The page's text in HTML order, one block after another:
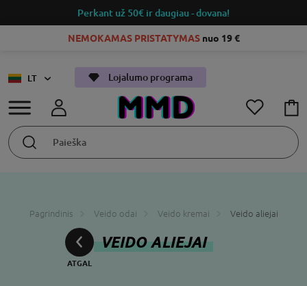
Perkant už 50€ ir daugiau - dovana!
NEMOKAMAS PRISTATYMAS nuo 19 €
Lojalumo programa
LT
Pagrindinis Veido odai Veido kremai Veido aliejai
VEIDO ALIEJAI